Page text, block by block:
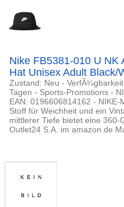
Nike FB5381-010 U NK
Hat Unisex Adult Black/
Zustand: Neu -
Tagen - Sports-Promotions -
EAN: 0196606814162 - NIKE-
Stoff für Weichheit und ein
mittlerer Tiefe bietet eine 360-
Outlet24 S.A. im amazon.de